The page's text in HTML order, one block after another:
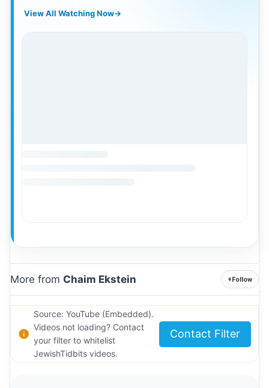
View All Watching Now→
More from Chaim Ekstein +Follow
Source: YouTube (Embedded).
Videos not loading? Contact
your filter to whitelist
JewishTidbits videos.
Contact Filter